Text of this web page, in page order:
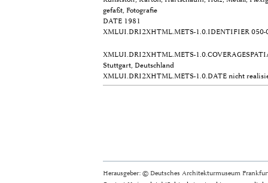
gefaßt, Fotografie
DATE 1981
XMLUI.DRI2XHTML.METS-1.0.IDENTIFIER 050-
XMLUI.DRI2XHTML.METS-
Stuttgart, Deutschland
XMLUI.DRI2XHTML.METS-1.0.DATE nicht
Herausgeber: © Deutsches Architekturmuseum